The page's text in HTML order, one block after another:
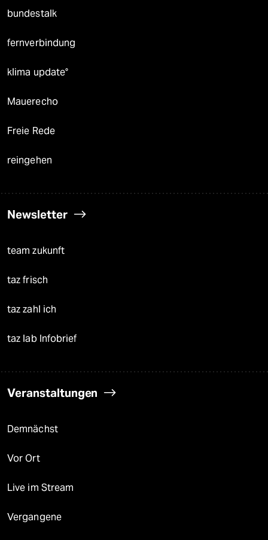
bundestalk
fernverbindung
klima update°
Mauerecho
Freie Rede
reingehen
Newsletter
team zukunft
taz frisch
taz zahl ich
taz lab Infobrief
Veranstaltungen
Demnächst
Vor Ort
Live im Stream
Vergangene